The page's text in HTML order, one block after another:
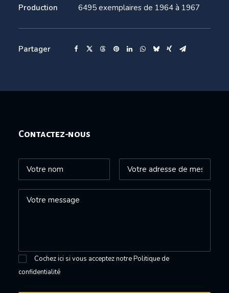
Production
6495 exemplaires de 1964 à 1967
Partager
Contactez-nous
Cochez ici si vous acceptez notrePolitique de
confidentialité